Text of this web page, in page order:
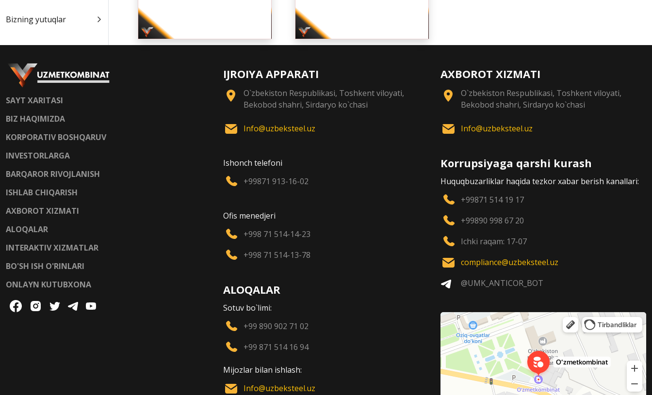
Bizning yutuqlar
SAYT XARITASI
BIZ HAQIMIZDA
KORPORATIV BOSHQARUV
INVESTORLARGA
BARQAROR RIVOJLANISH
ISHLAB CHIQARISH
AXBOROT XIZMATI
ALOQALAR
INTERAKTIV XIZMATLAR
BO'SH ISH O'RINLARI
ONLAYN KUTUBXONA
IJROIYA APPARATI
O`zbekiston Respublikasi, Toshkent viloyati,
Bekobod shahri, Sirdaryo ko`chasi
Info@uzbeksteel.uz
Ishonch telefoni
+99871 913-16-02
Ofis menedjeri
+998 71 514-14-23
+998 71 514-13-78
ALOQALAR
Sotuv bo`limi:
+99 890 902 71 02
+99 871 514 16 94
Mijozlar bilan ishlash:
Info@uzbeksteel.uz
AXBOROT XIZMATI
O`zbekiston Respublikasi, Toshkent viloyati,
Bekobod shahri, Sirdaryo ko`chasi
Info@uzbeksteel.uz
Korrupsiyaga qarshi kurash
Huquqbuzarliklar haqida tezkor xabar berish kanallari:
+99871 514 19 17
+99890 998 67 20
Ichki raqam: 17-07
compliance@uzbeksteel.uz
@UMK_ANTICOR_BOT